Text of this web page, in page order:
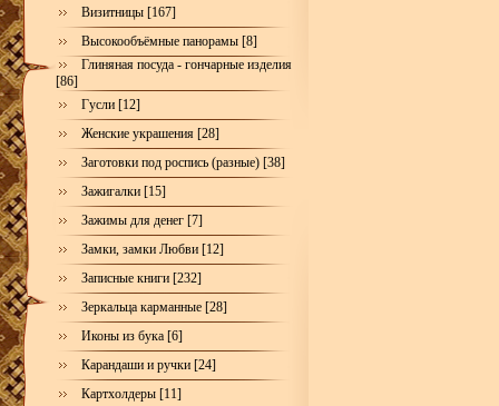
Визитницы [167]
Высокообъёмные панорамы [8]
Глиняная посуда - гончарные изделия
[86]
Гусли [12]
Женские украшения [28]
Заготовки под роспись (разные) [38]
Зажигалки [15]
Зажимы для денег [7]
Замки, замки Любви [12]
Записные книги [232]
Зеркальца карманные [28]
Иконы из бука [6]
Карандаши и ручки [24]
Картхолдеры [11]